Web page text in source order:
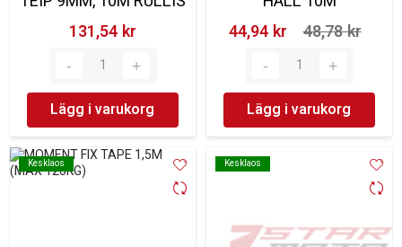
131,54 kr‎
Lägg i varukorg
44,94 kr‎
48,78 kr‎
Lägg i varukorg
Kesklaos
Kesklaos Kesklaos
Kesklaos